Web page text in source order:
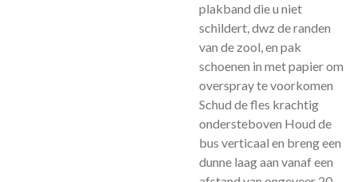
plakband die u niet
schildert, dwz de randen
van de zool, en pak
schoenen in met papier om
overspray te voorkomen
Schud de fles krachtig
ondersteboven Houd de
bus verticaal en breng een
dunne laag aan vanaf een